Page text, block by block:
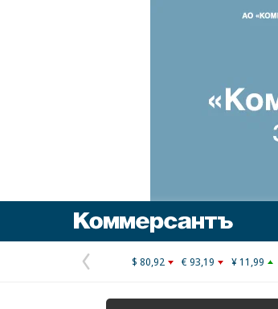
Предыдущая
страница
$ 80,92 € 93,19 ¥ 11,99